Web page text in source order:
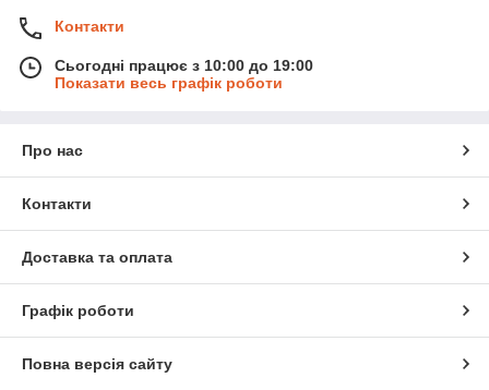
Контакти
Сьогодні працює з 10:00 до 19:00
Показати весь графік роботи
Про нас
Контакти
Доставка та оплата
Графік роботи
Повна версія сайту